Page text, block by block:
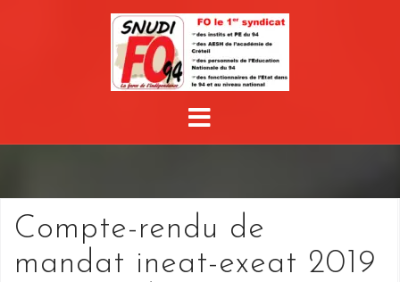
Compte-rendu de
mandat ineat-exeat 2019